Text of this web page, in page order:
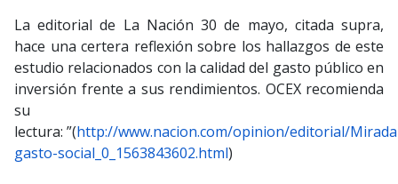
La editorial de La Nación 30 de mayo, citada supra,
hace una certera reflexión sobre los hallazgos de este
estudio relacionados con la calidad del gasto público en
inversión frente a sus rendimientos. OCEX recomienda
su
lectura: ”(http://www.nacion.com/opinion/editorial/
gasto-social_0_1563843602.html)